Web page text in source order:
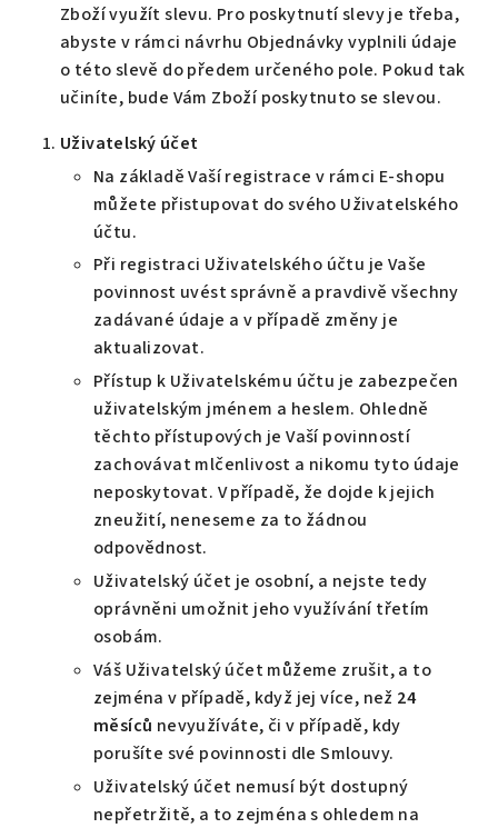
Zboží využít slevu. Pro poskytnutí slevy je třeba,
abyste v rámci návrhu Objednávky vyplnili údaje
o této slevě do předem určeného pole. Pokud tak
učiníte, bude Vám Zboží poskytnuto se slevou.
Uživatelský účet
Na základě Vaší registrace v rámci E-shopu
můžete přistupovat do svého Uživatelského
účtu.
Při registraci Uživatelského účtu je Vaše
povinnost uvést správně a pravdivě všechny
zadávané údaje a v případě změny je
aktualizovat.
Přístup k Uživatelskému účtu je zabezpečen
uživatelským jménem a heslem. Ohledně
těchto přístupových je Vaší povinností
zachovávat mlčenlivost a nikomu tyto údaje
neposkytovat. V případě, že dojde k jejich
zneužití, neneseme za to žádnou
odpovědnost.
Uživatelský účet je osobní, a nejste tedy
oprávněni umožnit jeho využívání třetím
osobám.
Váš Uživatelský účet můžeme zrušit, a to
zejména v případě, když jej více, než 24
měsíců nevyužíváte, či v případě, kdy
porušíte své povinnosti dle Smlouvy.
Uživatelský účet nemusí být dostupný
nepřetržitě, a to zejména s ohledem na